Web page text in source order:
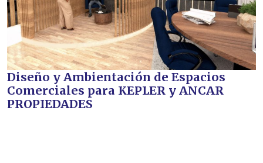
Diseño y Ambientación de Espacios
Comerciales para KEPLER y ANCAR
PROPIEDADES